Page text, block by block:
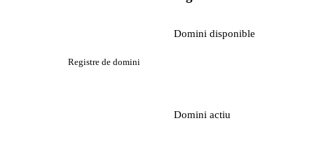
Domini disponible
Registre de domini
Domini actiu